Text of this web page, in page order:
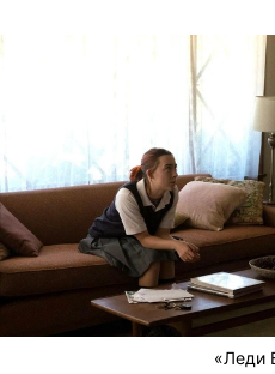
«Леди